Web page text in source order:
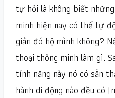
tự hỏi là không biết
minh hiện nay có thể tự
giản đó hộ mình không?
thoại thông minh làm gì.
tính năng này nó có sẵn
hành di động nào đều có